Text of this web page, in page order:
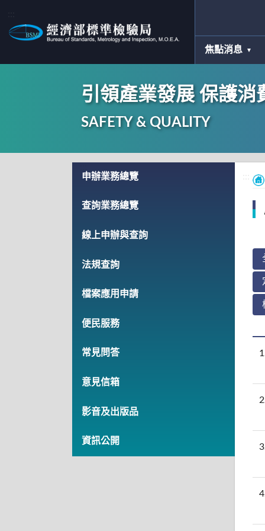
焦點消息
引領產業發展 保護消
SAFETY & QUALITY
申辦業務總覽
查詢業務總覽
線上申辦與查詢
法規查詢
檔案應用申請
便民服務
常見問答
意見信箱
影音及出版品
資訊公開
1
2
3
4